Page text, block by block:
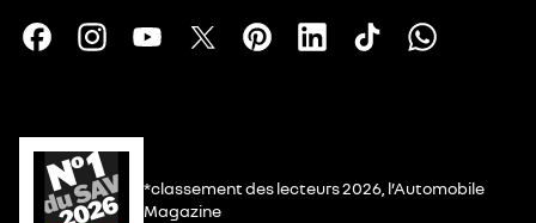
*classement des lecteurs 2026, l’Automobile
Magazine